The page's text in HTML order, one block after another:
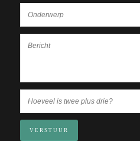
VERSTUUR